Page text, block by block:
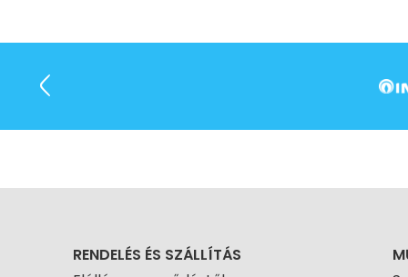
RENDELÉS ÉS SZÁLLÍTÁS